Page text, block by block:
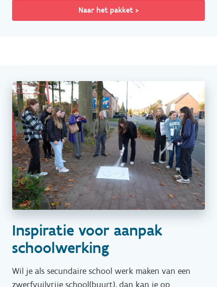
Naar het pakket >
Inspiratie voor aanpak
schoolwerking
Wil je als secundaire school werk maken van een
zwerfvuilvrije school(buurt), dan kan je op